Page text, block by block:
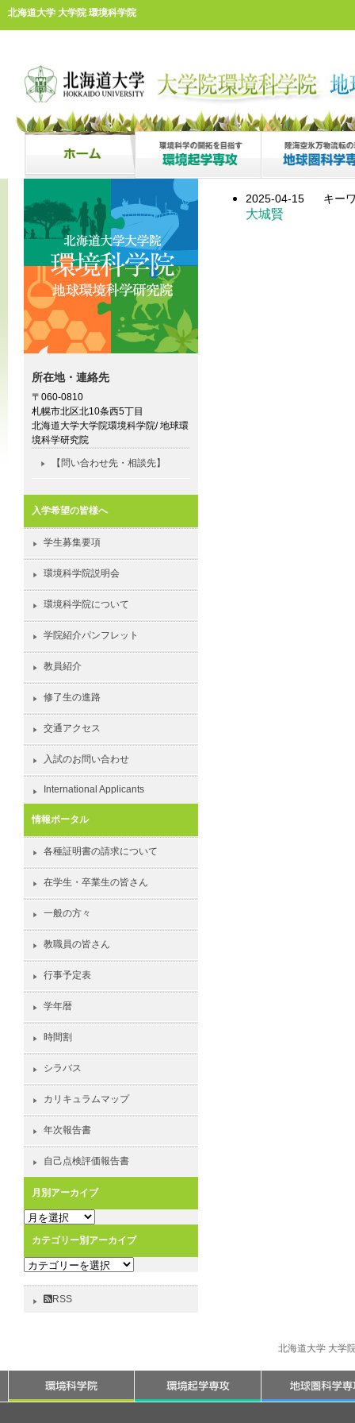
北海道大学 大学院 環境科学院
2025-04-15 キー
大城賢
所在地・連絡先
〒060-0810
札幌市北区北10条西5丁目
北海道大学大学院環境科学院/ 地球環
境科学研究院
【問い合わせ先・相談先】
入学希望の皆様へ
学生募集要項
環境科学院説明会
環境科学院について
学院紹介パンフレット
教員紹介
修了生の進路
交通アクセス
入試のお問い合わせ
International Applicants
情報ポータル
各種証明書の請求について
在学生・卒業生の皆さん
一般の方々
教職員の皆さん
行事予定表
学年暦
時間割
シラバス
カリキュラムマップ
年次報告書
自己点検評価報告書
月別アーカイブ
月
ー
カ
イ
カテゴリー別アーカイブ
カ
ゴ
カ
RSS
北海道大学 大学